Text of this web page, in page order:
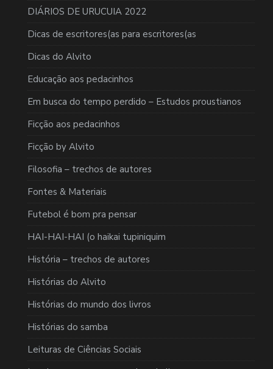
DIÁRIOS DE URUCUIA 2022
Dicas de escritores(as para escritores(as
Dicas do Alvito
Educação aos pedacinhos
Em busca do tempo perdido – Estudos proustianos
Ficção aos pedacinhos
Ficção by Alvito
Filosofia – trechos de autores
Fontes & Materiais
Futebol é bom pra pensar
HAI-HAI-HAI (o haikai tupiniquim
História – trechos de autores
Histórias do Alvito
Histórias do mundo dos livros
Histórias do samba
Leituras de Ciências Sociais